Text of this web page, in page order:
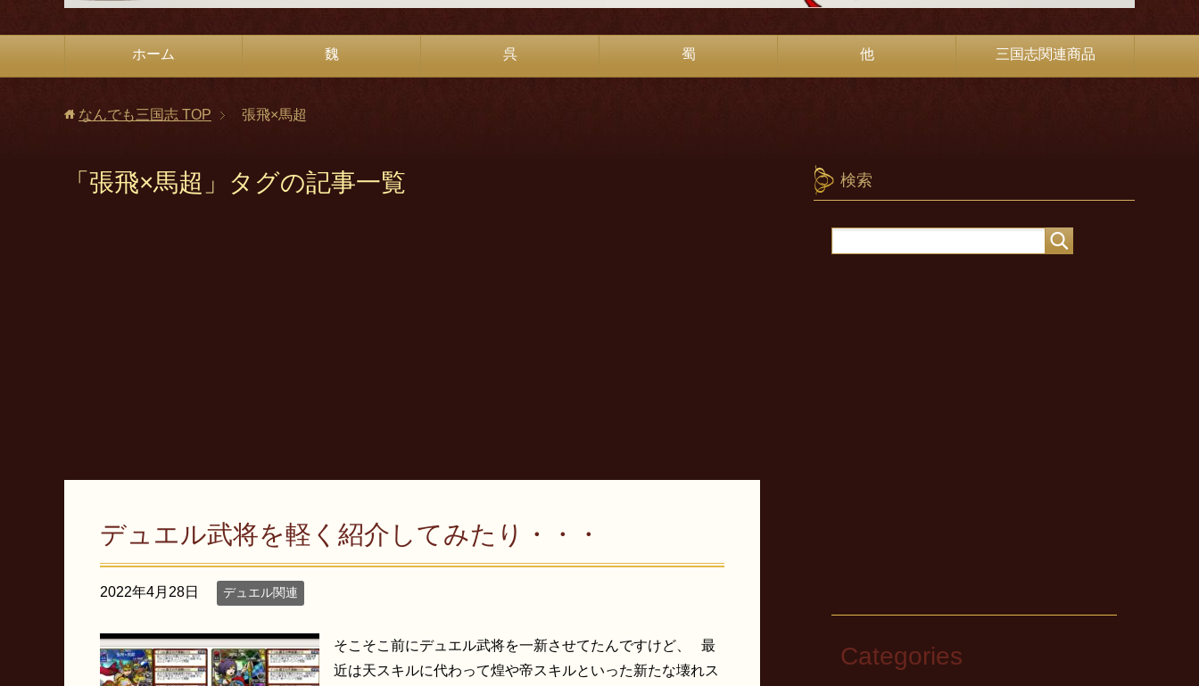
ホーム 魏 呉 蜀 他 三国志関連商品
なんでも三国志 TOP 張飛×馬超
「張飛×馬超」タグの記事一覧
デュエル武将を軽く紹介してみたり・・・
2022年4月28日 デュエル関連
そこそこ前にデュエル武将を一新させてたんですけど、 最
近は天スキルに代わって煌や帝スキルといった新たな壊れス
検索
Categories